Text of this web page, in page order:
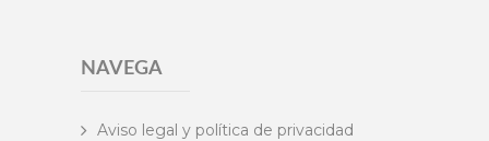
NAVEGA
Aviso legal y política de privacidad